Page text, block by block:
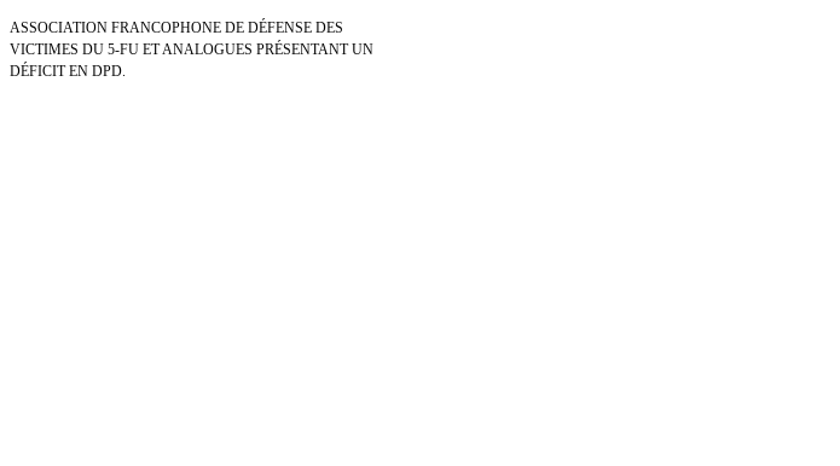
ASSOCIATION FRANCOPHONE DE DÉFENSE DES
VICTIMES DU 5-FU ET ANALOGUES PRÉSENTANT UN
DÉFICIT EN DPD.